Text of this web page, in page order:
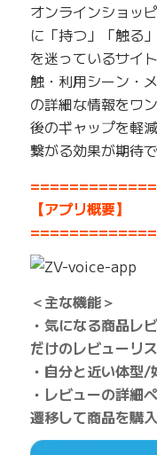
オンラインショッ
に「持つ」「触る
を迷っているサイ
触・利用シーン・
の詳細な情報をワ
後のギャップを軽
繋がる効果が期待で
【アプリ概要】
＜主な機能＞
・気になる商品レ
だけのレビューリ
・自分と近い体型
・レビューの詳細
遷移して商品を購